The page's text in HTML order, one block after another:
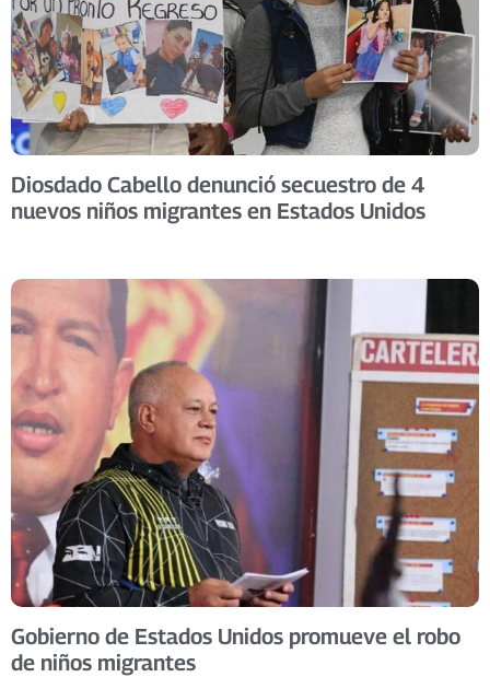
Diosdado Cabello denunció secuestro de 4
nuevos niños migrantes en Estados Unidos
Gobierno de Estados Unidos promueve el robo
de niños migrantes